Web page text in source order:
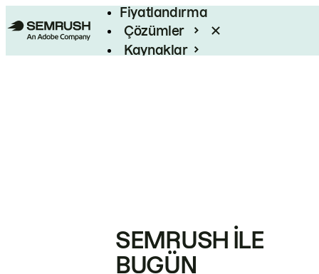
Fiyatlandırma
Çözümler
Kaynaklar
SEMRUSH ILE
BUGÜN